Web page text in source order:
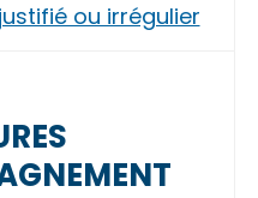
ou irrégulier